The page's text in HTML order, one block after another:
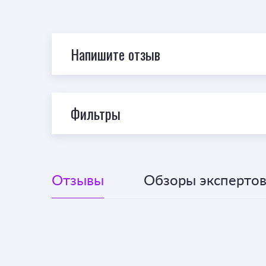
Напишите отзыв
Фильтры
Отзывы Обзоры